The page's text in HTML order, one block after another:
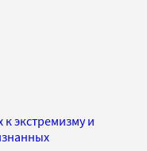
экстремизму и